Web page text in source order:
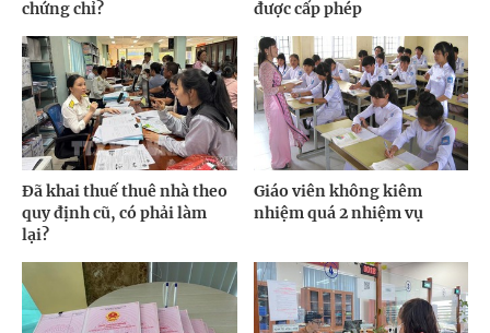
chứng chỉ?
được cấp phép
Đã khai thuế thuê nhà theo
quy định cũ, có phải làm
lại?
Giáo viên không kiêm
nhiệm quá 2 nhiệm vụ